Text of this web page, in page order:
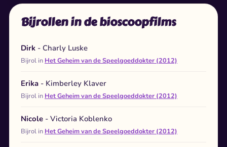
Bijrollen in de bioscoopfilms
Dirk - Charly Luske
Bijrol in Het Geheim van de Speelgoeddokter (2012)
Erika - Kimberley Klaver
Bijrol in Het Geheim van de Speelgoeddokter (2012)
Nicole - Victoria Koblenko
Bijrol in Het Geheim van de Speelgoeddokter (2012)